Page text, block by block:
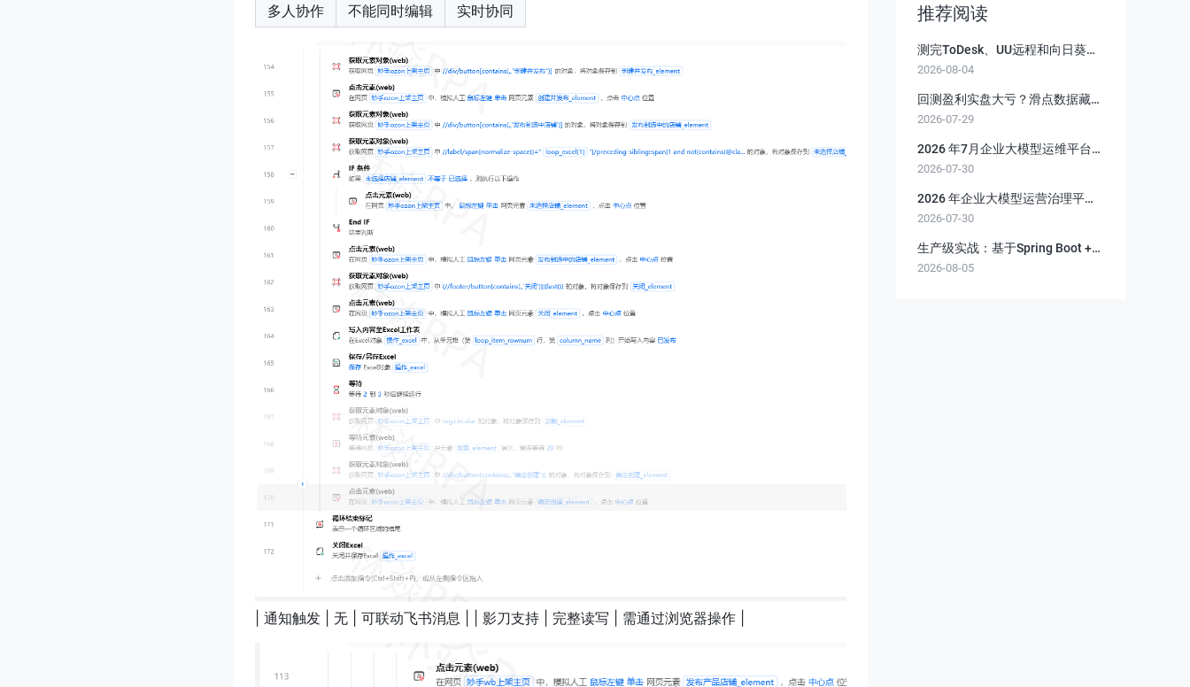
多人协作
不能同时编辑 实时协同
| 通知触发 | 无 | 可联动飞书消息 | | 影刀支持 | 完整读写 | 需通过浏览器操作 |
推荐阅读
测完ToDesk、UU远程和向日葵，
双模式、画质、掉帧差距多大？远
程打游戏这事有点意思
2026-08-04
回测盈利实盘大亏？滑点数据藏关
键漏洞
2026-07-29
2026 年7月企业大模型运维平台深
度测评：稳定可靠才是生产力+从
监控告警到故障容灾的全链路运维
能力
2026-07-30
2026 年企业大模型运营治理平台
深度评测：覆盖成本、权限、合
规、运维全生命周期
2026-07-30
生产级实战：基于Spring Boot +
Redis的分布式延迟队列设计与实
2026-08-05